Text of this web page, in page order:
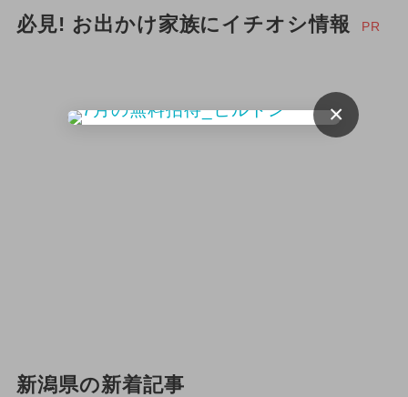
必見! お出かけ家族にイチオシ情報 PR
新潟県の新着記事
×